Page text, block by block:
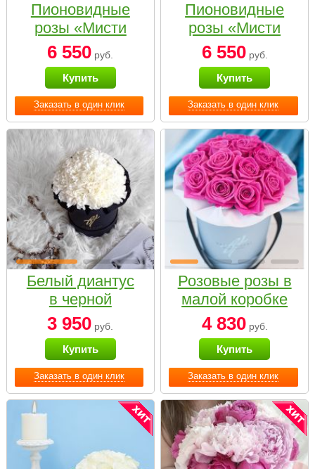
Заказать в один клик
Пионовидные
розы «Мисти
бабблс» в белой
коробке Small
6 550 руб.
Купить
Заказать в один клик
Пионовидные
розы «Мисти
бабблс» в
черной коробке
Small
6 550руб.
Купить
Заказать в один клик
Белый диантус
в черной
коробке Small
3 950 руб.
Купить
Заказать в один клик
Розовые розы в
малой коробке
4 830руб.
Купить